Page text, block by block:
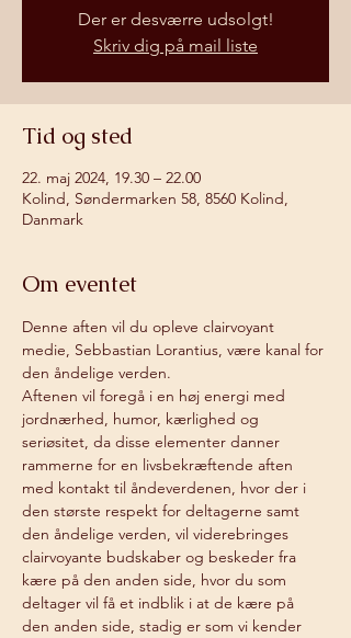
Der er desværre udsolgt!
Skriv dig på mail liste
Tid og sted
22. maj 2024, 19.30 – 22.00
Kolind, Søndermarken 58, 8560 Kolind,
Danmark
Om eventet
Denne aften vil du opleve clairvoyant
medie, Sebbastian Lorantius, være kanal for
den åndelige verden.
Aftenen vil foregå i en høj energi med
jordnærhed, humor, kærlighed og
seriøsitet, da disse elementer danner
rammerne for en livsbekræftende aften
med kontakt til åndeverdenen, hvor der i
den største respekt for deltagerne samt
den åndelige verden, vil viderebringes
clairvoyante budskaber og beskeder fra
kære på den anden side, hvor du som
deltager vil få et indblik i at de kære på
den anden side, stadig er som vi kender